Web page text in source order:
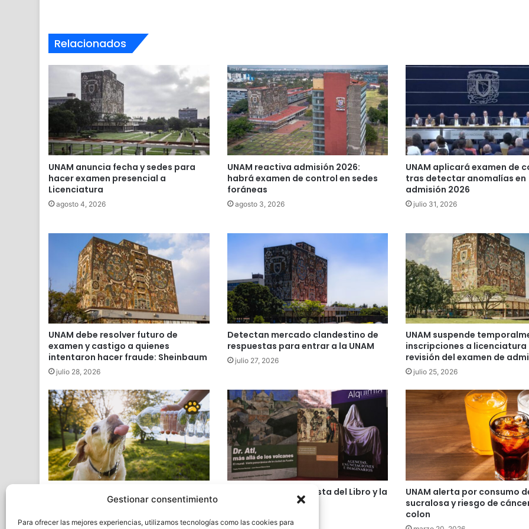
Gestionar consentimiento
Para ofrecer las mejores experiencias, utilizamos tecnologías como las cookies para
Relacionados
UNAM anuncia fecha y sedes para
hacer examen presencial a
Licenciatura
agosto 4, 2026
UNAM reactiva admisión 2026:
habrá examen de control en sedes
foráneas
agosto 3, 2026
UNAM aplicará examen de
tras detectar anomalías en
admisión 2026
julio 31, 2026
UNAM debe resolver futuro de
examen y castigo a quienes
intentaron hacer fraude: Sheinbaum
julio 28, 2026
Detectan mercado clandestino de
respuestas para entrar a la UNAM
julio 27, 2026
UNAM suspende
inscripciones a licenciatura
revisión del examen de
julio 25, 2026
de calor, alerta la UNAM
mayo 1, 2026
INAH se suma a la Fiesta del Libro y la
Rosa de la UNAM
abril 21, 2026
UNAM alerta por consumo
sucralosa y riesgo de
colon